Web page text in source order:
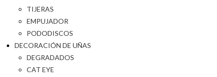
TIJERAS
EMPUJADOR
PODODISCOS
DECORACIÓN DE UÑAS
DEGRADADOS
CAT EYE